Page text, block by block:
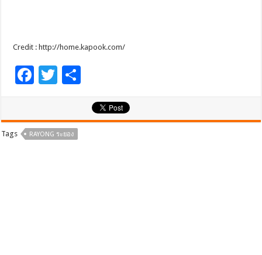
Credit : http://home.kapook.com/
F
b
T
er
ar
Tags RAYONG ระยอง